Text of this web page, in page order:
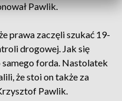
Pawlik.
prawa zaczęli szukać 19-
drogowej. Jak się
samego forda. Nastolatek
że stoi on także za
Pawlik.